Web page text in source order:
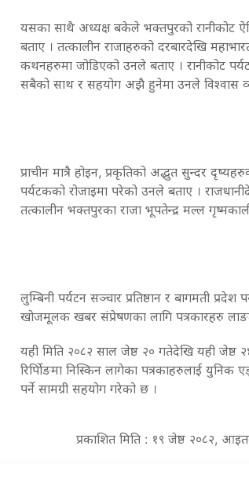
यसका साथै अध्यक्ष बकेले भक्तपुरको रानीकोट
बताए । तत्कालीन राजाहरुको दरबारदेखि
कथनहरुमा जोडिएको उनले बताए । रानीकोट
सबैको साथ र सहयोग अझै हुनेमा उनले विश्वास
प्राचीन मात्रै होइन, प्रकृतिको अद्भुत सुन्दर
पर्यटकको रोजाइमा परेको उनले बताए ।
तत्कालीन भक्तपुरका राजा भूपतेन्द्र मल्ल
लुम्बिनी पर्यटन सञ्चार प्रतिष्ठान र बागमती प्रदेश
खोजमूलक खबर संप्रेषणका लागि पत्रकारहरु
यही मिति २०८२ साल जेष्ठ २० गतेदेखि यही जेष्ठ
रिर्पोिङमा निस्किन लागेका पत्रकाहरुलाई
पर्ने सामग्री सहयोग गरेको छ ।
प्रकाशित मिति : १९ जेष्ठ २०८२,